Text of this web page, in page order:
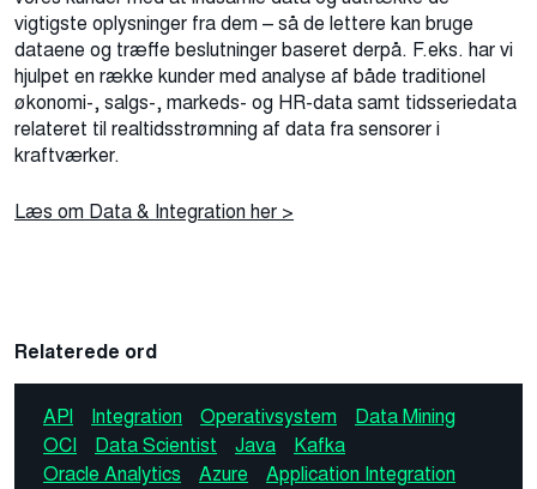
vigtigste oplysninger fra dem – så de lettere kan bruge
dataene og træffe beslutninger baseret derpå. F.eks. har vi
hjulpet en række kunder med analyse af både traditionel
økonomi-, salgs-, markeds- og HR-data samt tidsseriedata
relateret til realtidsstrømning af data fra sensorer i
kraftværker.
Læs om Data & Integration her >
Relaterede ord
API Integration Operativsystem
Data Mining
OCI
Data Scientist Java
Kafka
Oracle Analytics
Azure
Application Integration